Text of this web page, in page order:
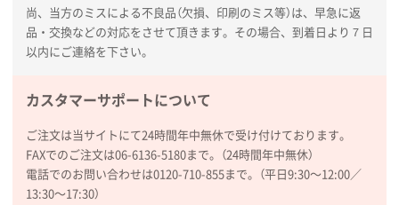
愛知県株社様
厚手コットンA4フラットトート ナチュラル600
枚
商品がよさそうだったから
東京都N社様
コットンバッグM(B4対応)200枚
2026年01月29日 11:46
尚、当方のミスによる不良品（欠損、印刷のミス等）は、早急に返
品・交換などの対応をさせて頂きます。その場合、到着日より７日
以内にご連絡を下さい。
カスタマーサポートについて
ご注文は当サイトにて24時間年中無休で受け付けております。
FAXでのご注文は06-6136-5180まで。（24時間年中無休）
電話でのお問い合わせは0120-710-855まで。（平日9:30〜12:00／
13:30〜17:30）